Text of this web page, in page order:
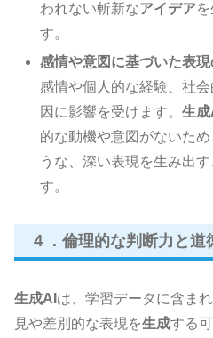
われない斬新なアイデア
す。
感情や意図に基づいた表現
感情や個人的な経験、社
因に影響を受けます。生成
的な動機や意図がないた
うな、深い表現を生み出
す。
４．倫理的な判断力と道
生成AI は、学習データに含ま
見や差別的な表現を生成する